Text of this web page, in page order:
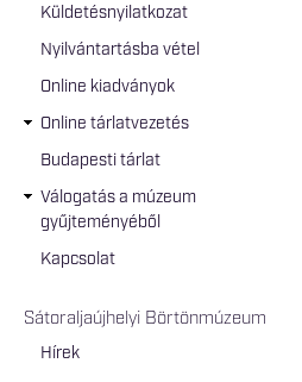
Küldetésnyilatkozat
Nyilvántartásba vétel
Online kiadványok
Online tárlatvezetés
Budapesti tárlat
Válogatás a múzeum
gyűjteményéből
Kapcsolat
Sátoraljaújhelyi Börtönmúzeum
Hírek